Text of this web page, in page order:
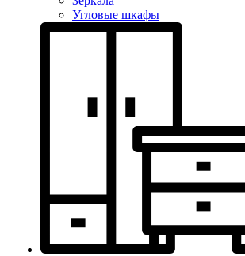
Угловые шкафы